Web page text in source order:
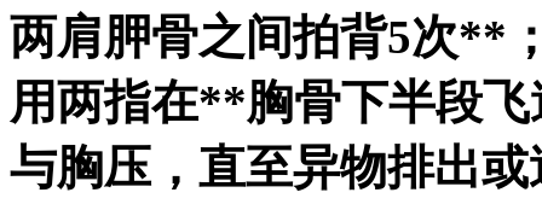
两肩胛骨之间拍背5次**
用两指在**胸骨下半段
与胸压，直至异物排出或